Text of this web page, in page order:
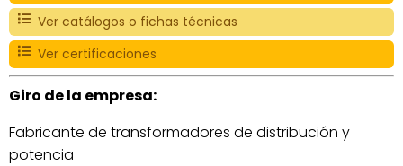
Ver catálogos o fichas técnicas
Ver certificaciones
Giro de la empresa:
Fabricante de transformadores de distribución y
potencia